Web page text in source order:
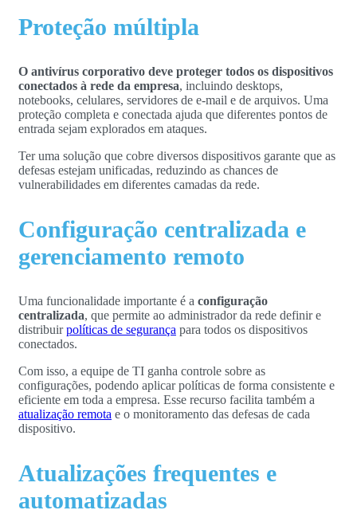
Proteção múltipla
O antivírus corporativo deve proteger todos os dispositivos
conectados à rede da empresa, incluindo desktops,
notebooks, celulares, servidores de e-mail e de arquivos. Uma
proteção completa e conectada ajuda que diferentes pontos de
entrada sejam explorados em ataques.
Ter uma solução que cobre diversos dispositivos garante que as
defesas estejam unificadas, reduzindo as chances de
vulnerabilidades em diferentes camadas da rede.
Configuração centralizada e
gerenciamento remoto
Uma funcionalidade importante é a configuração
centralizada, que permite ao administrador da rede definir e
distribuirpolíticas de segurança para todos os dispositivos
conectados.
Com isso, a equipe de TI ganha controle sobre as
configurações, podendo aplicar políticas de forma consistente e
eficiente em toda a empresa. Esse recurso facilita também a
atualização remota e o monitoramento das defesas de cada
dispositivo.
Atualizações frequentes e
automatizadas